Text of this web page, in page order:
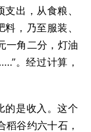
出，从食粮、
，乃至服装、
一角二分，灯油
。经过计算，
的是收入。这个
稻谷约六十石，